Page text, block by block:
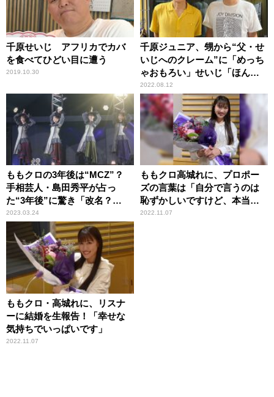
千原せいじ アフリカでカバ
を食べてひどい目に遭う
2019.10.30
千原ジュニア、甥から“父・せ
いじへのクレーム”に「めっち
ゃおもろい」せいじ「ほんま
にビックリしたから！」
2022.08.12
ももクロの3年後は“MCZ”？
手相芸人・島田秀平が占っ
た“3年後”に驚き「改名？
（笑）」
2023.03.24
ももクロ高城れに、プロポー
ズの言葉は「自分で言うのは
恥ずかしいですけど、本当に
ストレートに……」
2022.11.07
ももクロ・高城れに、リスナ
ーに結婚を生報告！「幸せな
気持ちでいっぱいです」
2022.11.07